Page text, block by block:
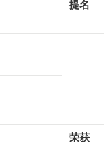
提名
荣获